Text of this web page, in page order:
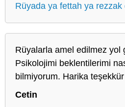
Rüyada ya fettah ya rezzak
Rüyalarla amel edilmez yol
Psikolojimi beklentilerimi
bilmiyorum. Harika
Cetin